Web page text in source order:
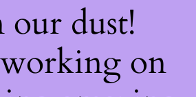
our dust!
on